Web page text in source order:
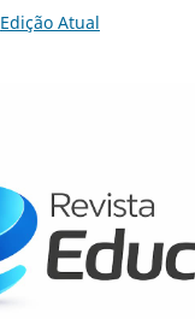
Edição Atual